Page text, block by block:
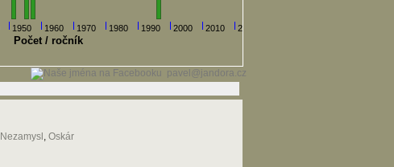
1950 1960 1970 1980 1990 2000 2010 2020
Počet / ročník
pavel@jandora.cz
Nezamysl , Oskár